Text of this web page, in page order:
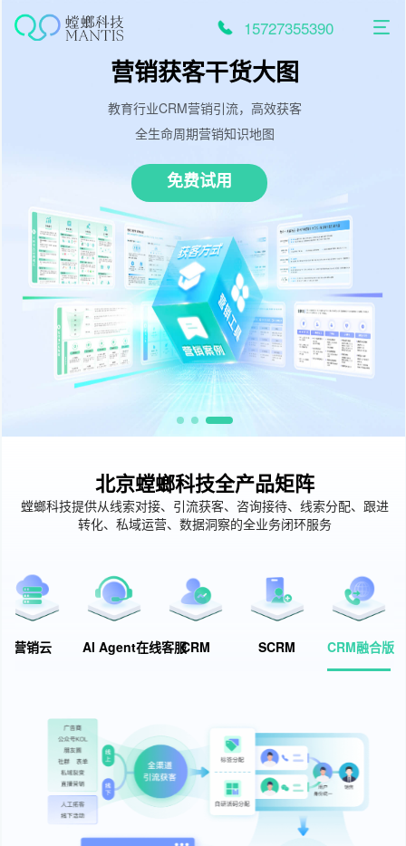
15727355390
营销获客干货大图
教育行业CRM营销引流，高效获客
全生命周期营销知识地图
免费试用
北京螳螂科技全产品矩阵
螳螂科技提供从线索对接、引流获客、咨询接待、线索分配、跟进
转化、私域运营、数据洞察的全业务闭环服务
营销云 AI Agent在线客服CRM SCRM CRM融合版